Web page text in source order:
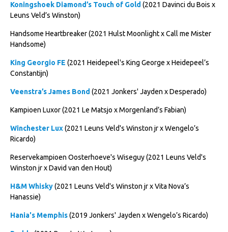
Koningshoek Diamond’s Touch of Gold (2021 Davinci du Bois x
Leuns Veld’s Winston)
Handsome Heartbreaker (2021 Hulst Moonlight x Call me Mister
Handsome)
King Georgio FE (2021 Heidepeel's King George x Heidepeel’s
Constantijn)
Veenstra’s James Bond (2021 Jonkers' Jayden x Desperado)
Kampioen Luxor (2021 Le Matsjo x Morgenland’s Fabian)
Winchester Lux(2021 Leuns Veld's Winston jr x Wengelo’s
Ricardo)
Reservekampioen Oosterhoeve's Wiseguy (2021 Leuns Veld's
Winston jr x David van den Hout)
H&M Whisky(2021 Leuns Veld's Winston jr x Vita Nova’s
Hanassie)
Hania's Memphis(2019 Jonkers' Jayden x Wengelo’s Ricardo)